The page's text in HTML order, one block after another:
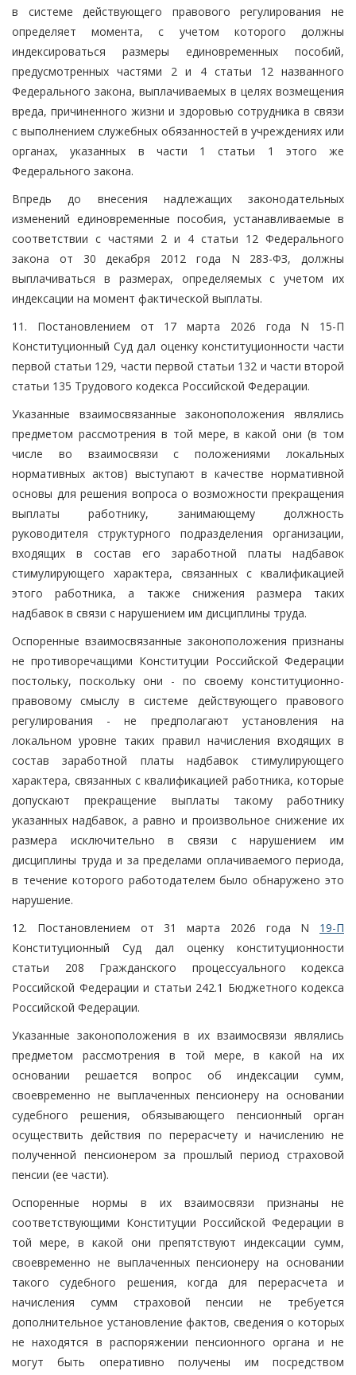
в системе действующего правового регулирования не
определяет момента, с учетом которого должны
индексироваться размеры единовременных пособий,
предусмотренных частями 2 и 4 статьи 12 названного
Федерального закона, выплачиваемых в целях возмещения
вреда, причиненного жизни и здоровью сотрудника в связи
с выполнением служебных обязанностей в учреждениях или
органах, указанных в части 1 статьи 1 этого же
Федерального закона.
Впредь до внесения надлежащих законодательных
изменений единовременные пособия, устанавливаемые в
соответствии с частями 2 и 4 статьи 12 Федерального
закона от 30 декабря 2012 года N 283-ФЗ, должны
выплачиваться в размерах, определяемых с учетом их
индексации на момент фактической выплаты.
11. Постановлением от 17 марта 2026 года N 15-П
Конституционный Суд дал оценку конституционности части
первой статьи 129, части первой статьи 132 и части второй
статьи 135 Трудового кодекса Российской Федерации.
Указанные взаимосвязанные законоположения являлись
предметом рассмотрения в той мере, в какой они (в том
числе во взаимосвязи с положениями локальных
нормативных актов) выступают в качестве нормативной
основы для решения вопроса о возможности прекращения
выплаты работнику, занимающему должность
руководителя структурного подразделения организации,
входящих в состав его заработной платы надбавок
стимулирующего характера, связанных с квалификацией
этого работника, а также снижения размера таких
надбавок в связи с нарушением им дисциплины труда.
Оспоренные взаимосвязанные законоположения признаны
не противоречащими Конституции Российской Федерации
постольку, поскольку они - по своему конституционно-
правовому смыслу в системе действующего правового
регулирования - не предполагают установления на
локальном уровне таких правил начисления входящих в
состав заработной платы надбавок стимулирующего
характера, связанных с квалификацией работника, которые
допускают прекращение выплаты такому работнику
указанных надбавок, а равно и произвольное снижение их
размера исключительно в связи с нарушением им
дисциплины труда и за пределами оплачиваемого периода,
в течение которого работодателем было обнаружено это
нарушение.
12. Постановлением от 31 марта 2026 года N 19-П
Конституционный Суд дал оценку конституционности
статьи 208 Гражданского процессуального кодекса
Российской Федерации и статьи 242.1 Бюджетного кодекса
Российской Федерации.
Указанные законоположения в их взаимосвязи являлись
предметом рассмотрения в той мере, в какой на их
основании решается вопрос об индексации сумм,
своевременно не выплаченных пенсионеру на основании
судебного решения, обязывающего пенсионный орган
осуществить действия по перерасчету и начислению не
полученной пенсионером за прошлый период страховой
пенсии (ее части).
Оспоренные нормы в их взаимосвязи признаны не
соответствующими Конституции Российской Федерации в
той мере, в какой они препятствуют индексации сумм,
своевременно не выплаченных пенсионеру на основании
такого судебного решения, когда для перерасчета и
начисления сумм страховой пенсии не требуется
дополнительное установление фактов, сведения о которых
не находятся в распоряжении пенсионного органа и не
могут быть оперативно получены им посредством